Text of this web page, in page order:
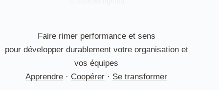
Faire rimer performance et sens
pour développer durablement votre organisation et
vos équipes
Apprendre · Coopérer · Se transformer